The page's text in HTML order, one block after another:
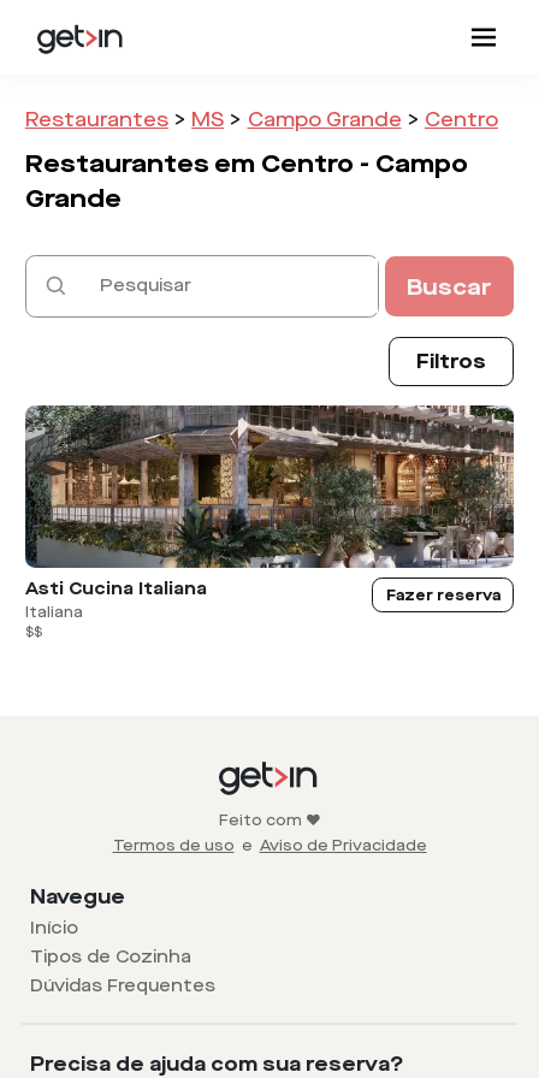
Restaurantes > MS > Campo Grande > Centro
Restaurantes em Centro - Campo
Grande
Buscar
Filtros
Asti Cucina Italiana
Italiana
$$
Fazer reserva
Feito com ❤️
Termos de uso e Aviso de Privacidade
Navegue
Início
Tipos de Cozinha
Dúvidas Frequentes
Precisa de ajuda com sua reserva?